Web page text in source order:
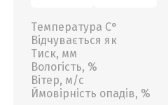
Температура С°
Відчувається як
Тиск, мм
Вологість, %
Вітер, м/с
Ймовірність опадів, %